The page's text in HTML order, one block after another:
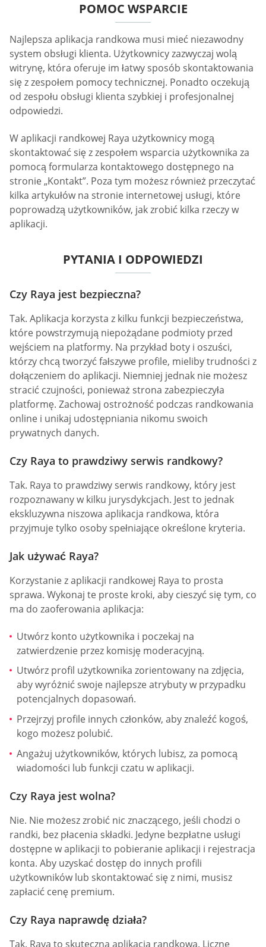
POMOC WSPARCIE
Najlepsza aplikacja randkowa musi mieć niezawodny
system obsługi klienta. Użytkownicy zazwyczaj wolą
witrynę, która oferuje im łatwy sposób skontaktowania
się z zespołem pomocy technicznej. Ponadto oczekują
od zespołu obsługi klienta szybkiej i profesjonalnej
odpowiedzi.
W aplikacji randkowej Raya użytkownicy mogą
skontaktować się z zespołem wsparcia użytkownika za
pomocą formularza kontaktowego dostępnego na
stronie „Kontakt”. Poza tym możesz również przeczytać
kilka artykułów na stronie internetowej usługi, które
poprowadzą użytkowników, jak zrobić kilka rzeczy w
aplikacji.
PYTANIA I ODPOWIEDZI
Czy Raya jest bezpieczna?
Tak. Aplikacja korzysta z kilku funkcji bezpieczeństwa,
które powstrzymują niepożądane podmioty przed
wejściem na platformy. Na przykład boty i oszuści,
którzy chcą tworzyć fałszywe profile, mieliby trudności z
dołączeniem do aplikacji. Niemniej jednak nie możesz
stracić czujności, ponieważ strona zabezpieczyła
platformę. Zachowaj ostrożność podczas randkowania
online i unikaj udostępniania nikomu swoich
prywatnych danych.
Czy Raya to prawdziwy serwis randkowy?
Tak. Raya to prawdziwy serwis randkowy, który jest
rozpoznawany w kilku jurysdykcjach. Jest to jednak
ekskluzywna niszowa aplikacja randkowa, która
przyjmuje tylko osoby spełniające określone kryteria.
Jak używać Raya?
Korzystanie z aplikacji randkowej Raya to prosta
sprawa. Wykonaj te proste kroki, aby cieszyć się tym, co
ma do zaoferowania aplikacja:
Utwórz konto użytkownika i poczekaj na
zatwierdzenie przez komisję moderacyjną.
Utwórz profil użytkownika zorientowany na zdjęcia,
aby wyróżnić swoje najlepsze atrybuty w przypadku
potencjalnych dopasowań.
Przejrzyj profile innych członków, aby znaleźć kogoś,
kogo możesz polubić.
Angażuj użytkowników, których lubisz, za pomocą
wiadomości lub funkcji czatu w aplikacji.
Czy Raya jest wolna?
Nie. Nie możesz zrobić nic znaczącego, jeśli chodzi o
randki, bez płacenia składki. Jedyne bezpłatne usługi
dostępne w aplikacji to pobieranie aplikacji i rejestracja
konta. Aby uzyskać dostęp do innych profili
użytkowników lub skontaktować się z nimi, musisz
zapłacić cenę premium.
Czy Raya naprawdę działa?
Tak. Raya to skuteczna aplikacja randkowa. Liczne